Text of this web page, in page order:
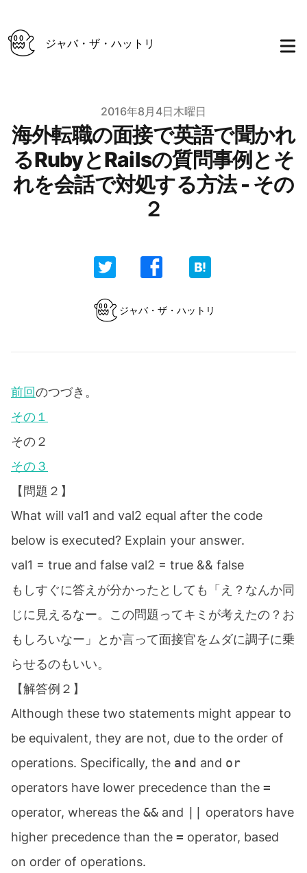
ジャバ・ザ・ハットリ
2016年8月4日木曜日
海外転職の面接で英語で聞かれ
るRubyとRailsの質問事例とそ
れを会話で対処する方法 - その
２
ジャバ・ザ・ハットリ
前回のつづき。
その１
その２
その３
【問題２】
What will val1 and val2 equal after the code
below is executed? Explain your answer.
val1 = true and false val2 = true && false
もしすぐに答えが分かったとしても「え？なんか同
じに見えるなー。この問題ってキミが考えたの？お
もしろいなー」とか言って面接官をムダに調子に乗
らせるのもいい。
【解答例２】
Although these two statements might appear to
be equivalent, they are not, due to the order of
operations. Specifically, the and and or
operators have lower precedence than the =
operator, whereas the && and
operators have
higher precedence than the = operator, based
on order of operations.